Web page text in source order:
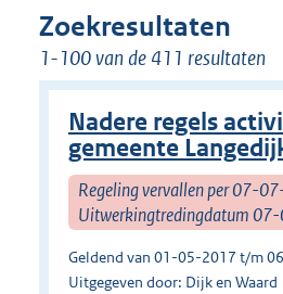
Zoekresultaten
1-100 van de 411 resultaten
Nadere regels
gemeente
Regeling vervallen per 07-
Uitwerkingtredingdatum
Geldend van 01-05-2017 t/m
Uitgegeven door: Dijk en Waard